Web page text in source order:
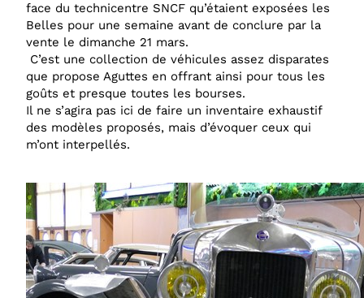
face du technicentre SNCF qu’étaient exposées les
Belles pour une semaine avant de conclure par la
vente le dimanche 21 mars.
C’est une collection de véhicules assez disparates
que propose Aguttes en offrant ainsi pour tous les
goûts et presque toutes les bourses.
Il ne s’agira pas ici de faire un inventaire exhaustif
des modèles proposés, mais d’évoquer ceux qui
m’ont interpellés.